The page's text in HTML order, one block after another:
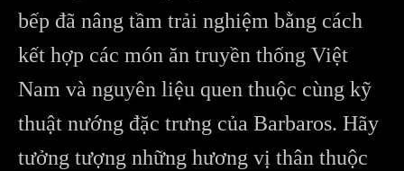
bếp đã nâng tầm trải nghiệm bằng cách
kết hợp các món ăn truyền thống Việt
Nam và nguyên liệu quen thuộc cùng kỹ
thuật nướng đặc trưng của Barbaros. Hãy
tưởng tượng những hương vị thân thuộc